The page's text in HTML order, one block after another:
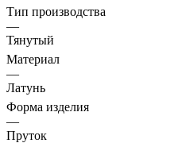
Тип производства
—
Тянутый
Материал
—
Латунь
Форма изделия
—
Пруток